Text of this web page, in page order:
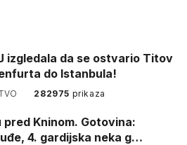
izgledala da se ostvario Titov
do Istanbula!
282975 prikaza
4. gardijska neka g…